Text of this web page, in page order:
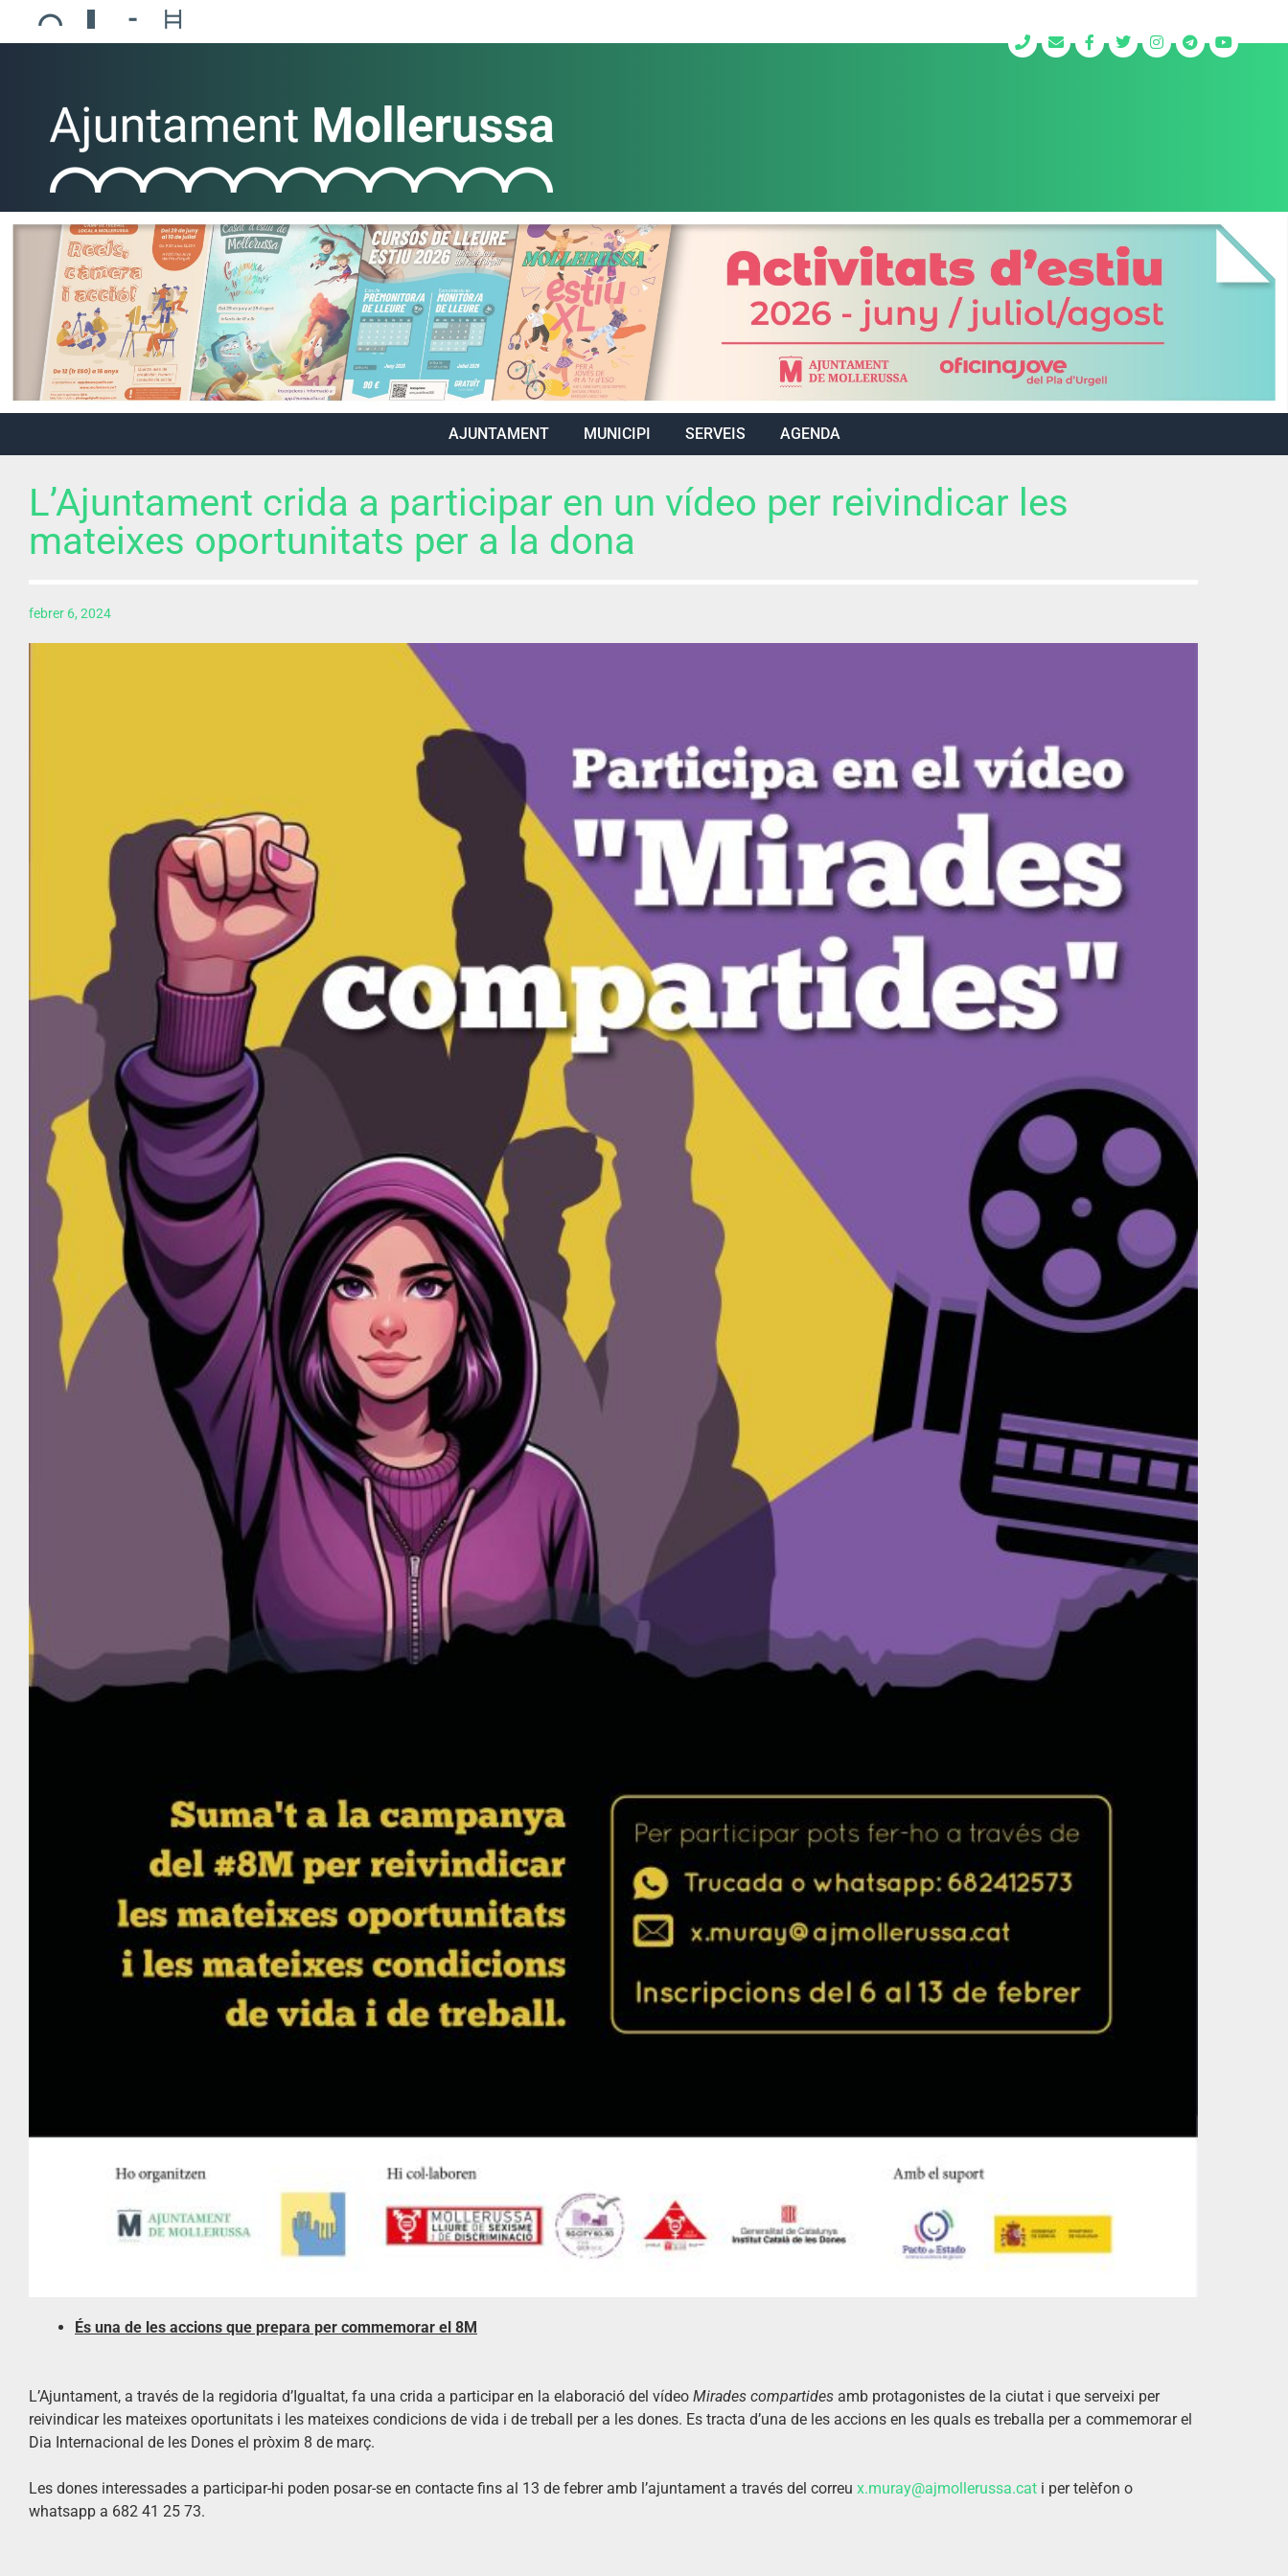
Ajuntament de Mollerussa
Biblioteca Comarcal Jaume Vila
Piscines de Mollerussa
AJUNTAMENT MUNICIPI SERVEIS AGENDA
L’Ajuntament crida a participar en un vídeo per reivindicar les
mateixes oportunitats per a la dona
febrer 6, 2024
És una de les accions que prepara per commemorar el 8M
L’Ajuntament, a través de la regidoria d’Igualtat, fa una crida a participar en la elaboració del vídeo Mirades compartides amb protagonistes de la ciutat i que serveixi per
reivindicar les mateixes oportunitats i les mateixes condicions de vida i de treball per a les dones. Es tracta d’una de les accions en les quals es treballa per a commemorar el
Dia Internacional de les Dones el pròxim 8 de març.
Les dones interessades a participar-hi poden posar-se en contacte fins al 13 de febrer amb l’ajuntament a través del correu x.muray@ajmollerussa.cat i per telèfon o
whatsapp a 682 41 25 73.